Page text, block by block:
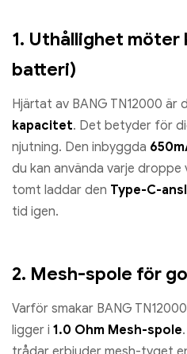
1. Uthållighet möter
batteri)
Hjärtat av BANG TN12000 är
kapacitet. Det betyder för
njutning. Den inbyggda
du kan använda varje
tomt laddar den Type-C-
tid igen.
2. Mesh-spole för
Varför smakar BANG
ligger i 1.0 Ohm Mesh-spole